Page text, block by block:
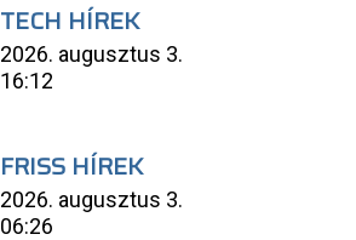
TECH HÍREK
2026. augusztus 3.
16:12
FRISS HÍREK
2026. augusztus 3.
06:26